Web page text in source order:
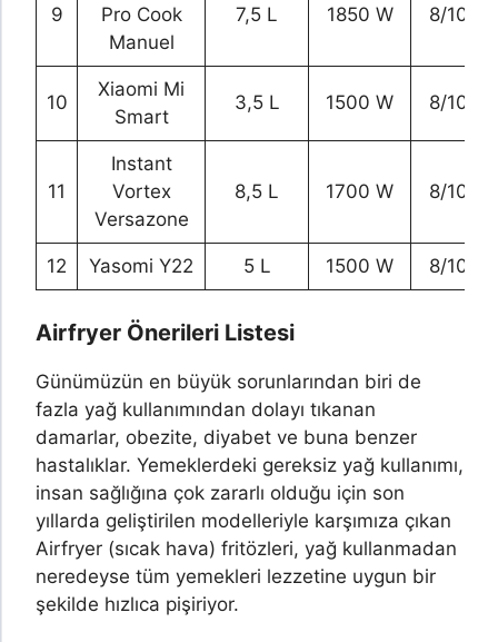
9
Pro Cook
Manuel
7,5 L 1850 W 8/10
10
Xiaomi Mi
Smart
3,5 L 1500 W 8/10
11
Instant
Vortex
Versazone
8,5 L 1700 W 8/10
12 Yasomi Y22 5 L 1500 W 8/10
Airfryer Önerileri Listesi
Günümüzün en büyük sorunlarından biri de
fazla yağ kullanımından dolayı tıkanan
damarlar, obezite, diyabet ve buna benzer
hastalıklar. Yemeklerdeki gereksiz yağ kullanımı,
insan sağlığına çok zararlı olduğu için son
yıllarda geliştirilen modelleriyle karşımıza çıkan
Airfryer (sıcak hava) fritözleri, yağ kullanmadan
neredeyse tüm yemekleri lezzetine uygun bir
şekilde hızlıca pişiriyor.